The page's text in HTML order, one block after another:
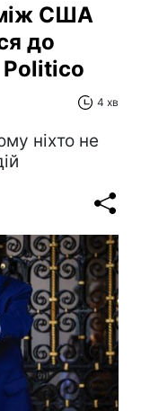
США
до
Politico
4 хв
ніхто не